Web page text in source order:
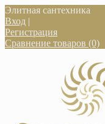
Элитная сантехника
Вход |
Регистрация
Сравнение товаров (0)